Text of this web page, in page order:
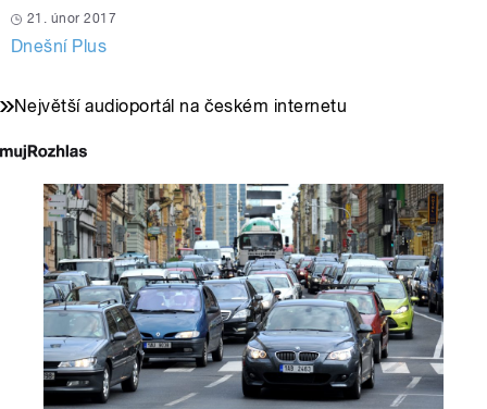
21. únor 2017
Dnešní Plus
Největší audioportál na českém internetu